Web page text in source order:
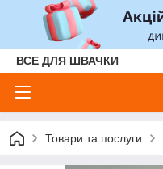
ВСЕ ДЛЯ ШВАЧКИ
Товари та послуги